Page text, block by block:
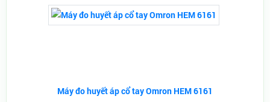
Máy đo huyết áp cổ tay Omron HEM 6161